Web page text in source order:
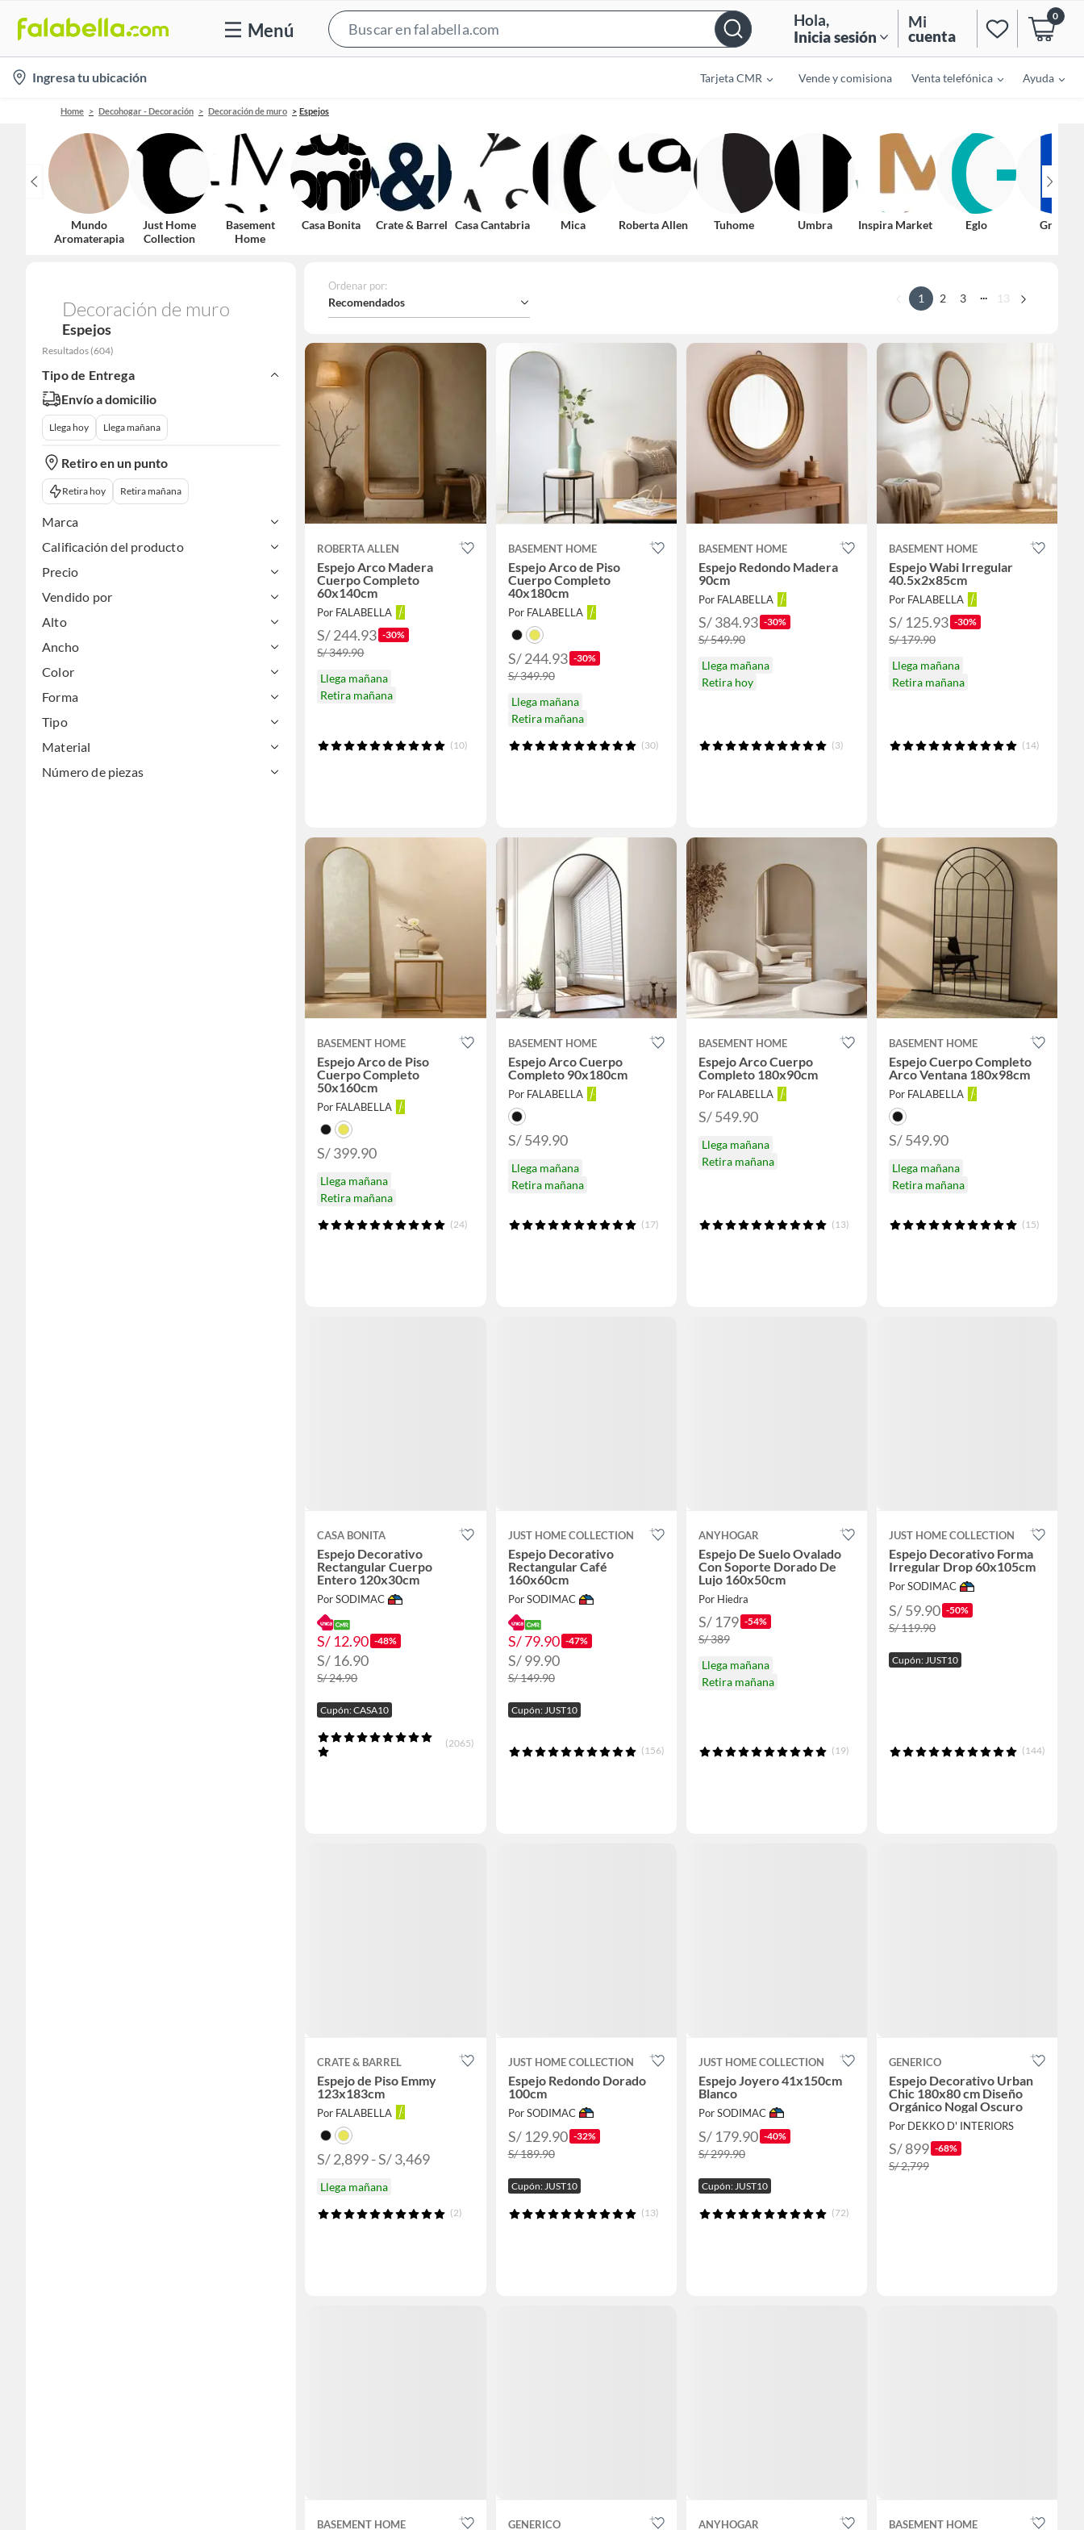
Menú
Bar
Hola,
Inicia sesión
Mi
cuenta
0
location-
icon
Ingresa tu ubicación Tarjeta CMR Vende y comisiona Venta telefónica Ayuda
Home Decohogar - Decoración Decoración de muro Espejos
Mundo
Aromaterapia
Just Home
Collection
Basement
Home
Casa Bonita Crate & Barrel Casa Cantabria Mica Roberta Allen Tuhome Umbra Inspira Market Eglo Gretail
Decoración de muro
Espejos
Resultados (604)
Tipo de Entrega
Envío a domicilio
Llega hoy Llega mañana
Retiro en un punto
Retira hoy Retira mañana
Marca
Calificación del producto
Precio
Vendido por
Alto
Ancho
Color
Forma
Tipo
Material
Número de piezas
Ordenar por:
Recomendados 1 2 3 ... 13
ROBERTA ALLEN
Espejo Arco Madera
Cuerpo Completo
60x140cm
Por FALABELLA
S/ 244.93 -30%
S/ 349.90
Llega mañana
Retira mañana
(10)
BASEMENT HOME
Espejo Arco de Piso
Cuerpo Completo
40x180cm
Por FALABELLA
S/ 244.93 -30%
S/ 349.90
Llega mañana
Retira mañana
(30)
BASEMENT HOME
Espejo Redondo Madera
90cm
Por FALABELLA
S/ 384.93 -30%
S/ 549.90
Llega mañana
Retira hoy
(3)
BASEMENT HOME
Espejo Wabi Irregular
40.5x2x85cm
Por FALABELLA
S/ 125.93 -30%
S/ 179.90
Llega mañana
Retira mañana
(14)
BASEMENT HOME
Espejo Arco de Piso
Cuerpo Completo
50x160cm
Por FALABELLA
S/ 399.90
Llega mañana
Retira mañana
(24)
BASEMENT HOME
Espejo Arco Cuerpo
Completo 90x180cm
Por FALABELLA
S/ 549.90
Llega mañana
Retira mañana
(17)
BASEMENT HOME
Espejo Arco Cuerpo
Completo 180x90cm
Por FALABELLA
S/ 549.90
Llega mañana
Retira mañana
(13)
BASEMENT HOME
Espejo Cuerpo Completo
Arco Ventana 180x98cm
Por FALABELLA
S/ 549.90
Llega mañana
Retira mañana
(15)
CASA BONITA
Espejo Decorativo
Rectangular Cuerpo
Entero 120x30cm
Por SODIMAC
S/ 12.90 -48%
S/ 16.90
S/ 24.90
Cupón: CASA10
(2065)
JUST HOME COLLECTION
Espejo Decorativo
Rectangular Café
160x60cm
Por SODIMAC
S/ 79.90 -47%
S/ 99.90
S/ 149.90
Cupón: JUST10
(156)
ANYHOGAR
Espejo De Suelo Ovalado
Con Soporte Dorado De
Lujo 160x50cm
Por Hiedra
S/ 179 -54%
S/ 389
Llega mañana
Retira mañana
(19)
JUST HOME COLLECTION
Espejo Decorativo Forma
Irregular Drop 60x105cm
Por SODIMAC
S/ 59.90 -50%
S/ 119.90
Cupón: JUST10
(144)
CRATE & BARREL
Espejo de Piso Emmy
123x183cm
Por FALABELLA
S/ 2,899 - S/ 3,469
Llega mañana
(2)
JUST HOME COLLECTION
Espejo Redondo Dorado
100cm
Por SODIMAC
S/ 129.90 -32%
S/ 189.90
Cupón: JUST10
(13)
JUST HOME COLLECTION
Espejo Joyero 41x150cm
Blanco
Por SODIMAC
S/ 179.90 -40%
S/ 299.90
Cupón: JUST10
(72)
GENERICO
Espejo Decorativo Urban
Chic 180x80 cm Diseño
Orgánico Nogal Oscuro
Por DEKKO D' INTERIORS
S/ 899 -68%
S/ 2,799
BASEMENT HOME GENERICO ANYHOGAR BASEMENT HOME